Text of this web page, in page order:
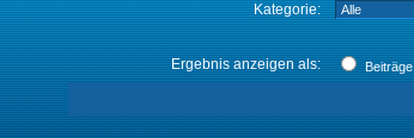
Kategorie:
Ergebnis anzeigen als: Beiträge